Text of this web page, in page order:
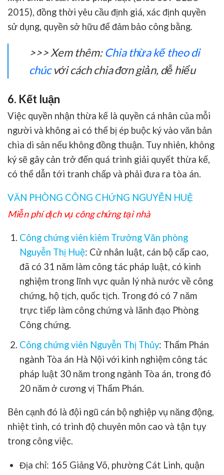
2015), đồng thời yêu cầu định giá, xác định quyền
sử dụng, quyền sở hữu để đảm bảo công bằng.
>>> Xem thêm:Chia thừa kế theo di
chúcvới cách chia đơn giản, dễ hiểu
6. Kết luận
Việc quyền nhận thừa kế là quyền cá nhân của mỗi
người và không ai có thể bị ép buộc ký vào văn bản
chia di sản nếu không đồng thuận. Tuy nhiên, không
ký sẽ gây cản trở đến quá trình giải quyết thừa kế,
có thể dẫn tới tranh chấp và phải đưa ra tòa án.
VĂN PHÒNG CÔNG CHỨNG NGUYỄN HUỆ
Miễn phí dịch vụ công chứng tại nhà
Công chứng viên kiêm Trưởng Văn phòng
Nguyễn Thị Huệ: Cử nhân luật, cán bộ cấp cao,
đã có 31 năm làm công tác pháp luật, có kinh
nghiệm trong lĩnh vực quản lý nhà nước về công
chứng, hộ tịch, quốc tịch. Trong đó có 7 năm
trực tiếp làm công chứng và lãnh đạo Phòng
Công chứng.
Công chứng viên Nguyễn Thị Thủy: Thẩm Phán
ngành Tòa án Hà Nội với kinh nghiệm công tác
pháp luật 30 năm trong ngành Tòa án, trong đó
20 năm ở cương vị Thẩm Phán.
Bên cạnh đó là đội ngũ cán bộ nghiệp vụ năng động,
nhiệt tình, có trình độ chuyên môn cao và tận tụy
trong công việc.
Địa chỉ: 165 Giảng Võ, phường Cát Linh, quận